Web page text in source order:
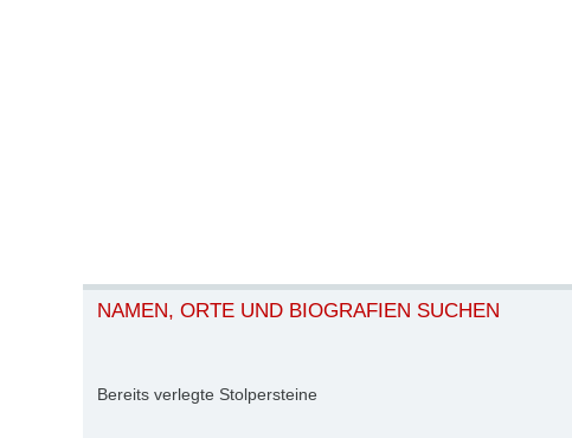
NAMEN, ORTE UND BIOGRAFIEN SUCHEN
Bereits verlegte Stolpersteine